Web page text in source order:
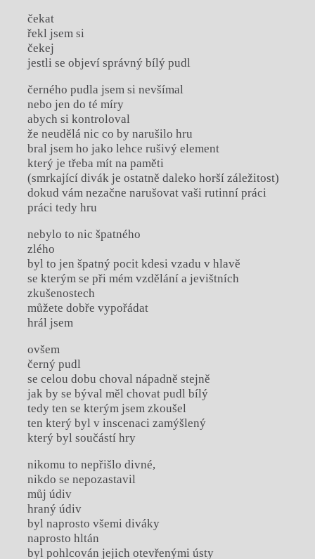
čekat
řekl jsem si
čekej
jestli se objeví správný bílý pudl
černého pudla jsem si nevšímal
nebo jen do té míry
abych si kontroloval
že neudělá nic co by narušilo hru
bral jsem ho jako lehce rušivý element
který je třeba mít na paměti
(smrkající divák je ostatně daleko horší záležitost)
dokud vám nezačne narušovat vaši rutinní práci
práci tedy hru
nebylo to nic špatného
zlého
byl to jen špatný pocit kdesi vzadu v hlavě
se kterým se při mém vzdělání a jevištních
zkušenostech
můžete dobře vypořádat
hrál jsem
ovšem
černý pudl
se celou dobu choval nápadně stejně
jak by se býval měl chovat pudl bílý
tedy ten se kterým jsem zkoušel
ten který byl v inscenaci zamýšlený
který byl součástí hry
nikomu to nepřišlo divné,
nikdo se nepozastavil
můj údiv
hraný údiv
byl naprosto všemi diváky
naprosto hltán
byl pohlcován jejich otevřenými ústy